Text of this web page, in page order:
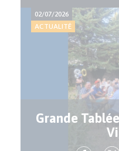
02/07/2026
ACTUALITÉ
Grande